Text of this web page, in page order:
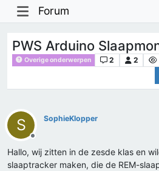
Forum
PWS Arduino
Overige onderwerpen 2 2
S
Offline
SophieKlopper
Hallo, wij zitten in de zesde klas en
slaaptracker maken, die de REM-